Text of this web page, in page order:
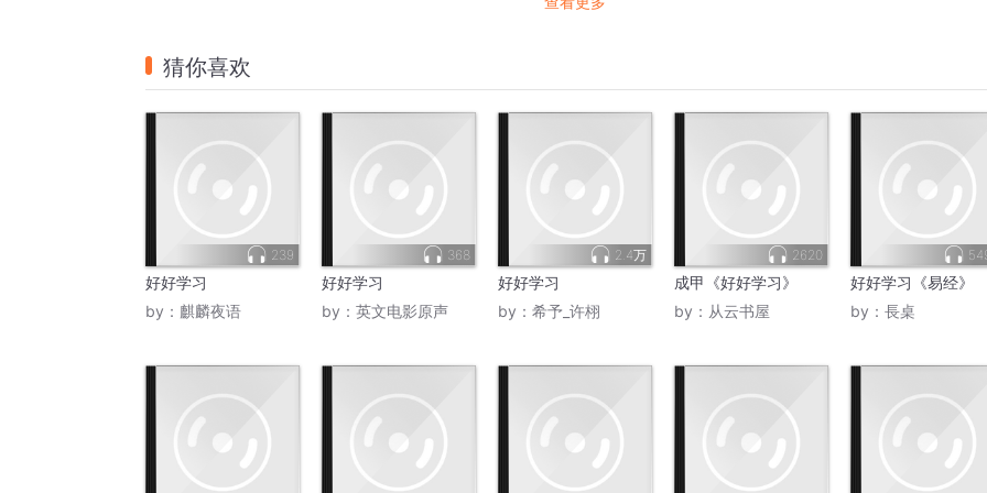
猜你喜欢
239
好好学习
by： 麒麟夜语
368
好好学习
by： 英文电影原声
2.4万
好好学习
by： 希予_许栩
2620
成甲《好好学习》
by： 从云书屋
好好学习《易经》
by： 長桌